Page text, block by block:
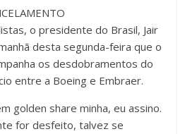
o presidente do Brasil, Jair
desta segunda-feira que o
os desdobramentos do
entre a Boeing e Embraer.
golden share minha, eu assino.
for desfeito, talvez se